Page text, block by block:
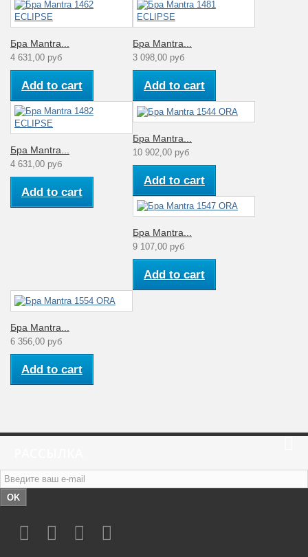
Бра Mantra...
4 631,00 руб
Add to cart
Бра Mantra...
3 098,00 руб
Add to cart
Бра Mantra...
4 631,00 руб
Add to cart
Бра Mantra...
10 902,00 руб
Add to cart
Бра Mantra...
9 107,00 руб
Add to cart
Бра Mantra...
6 356,00 руб
Add to cart
OK